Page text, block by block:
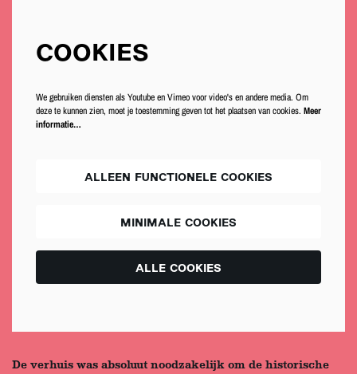
COOKIES
We gebruiken diensten als Youtube en Vimeo voor video's en andere media. Om
deze te kunnen zien, moet je toestemming geven tot het plaatsen van cookies. Meer
informatie…
ALLEEN FUNCTIONELE COOKIES
MINIMALE COOKIES
ALLE COOKIES
De verhuis was absoluut noodzakelijk om de historische